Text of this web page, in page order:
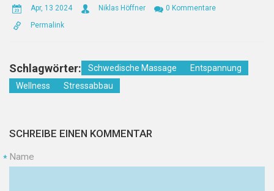
Apr, 13 2024 Niklas Höffner
0 Kommentare
Permalink
Schlagwörter: Schwedische Massage
Entspannung
Wellness
Stressabbau
SCHREIBE EINEN KOMMENTAR
Name
*